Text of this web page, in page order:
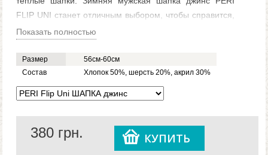
FLIP UNI станет отличным выбором, чтобы справится,
как с морозами, так и с сильным ветром. Обратить
PERI FLIP UNI джинс изготавливается из качественных
материалов — хлопка, шерсти и акрила. Благодаря
этому каждый может быть уверенным в том, что зима
пройдет максимально тепло. Кроме того, мужские
шапки PERI FLIP UNI цвета джинс подойдут
практически под любой стиль одежды.
Показать полностью
Размер
56см-60см
Состав
Хлопок 50%, шерсть 20%, акрил 30%
380 грн. КУПИТЬ